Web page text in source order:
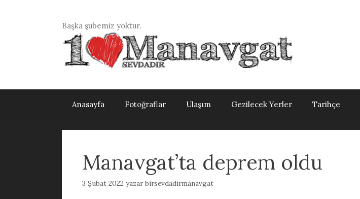
Başka şubemiz yoktur.
Anasayfa Fotoğraflar Ulaşım Gezilecek Yerler Tarihçe
Manavgat’ta deprem oldu
3 Şubat 2022 yazarbirsevdadirmanavgat